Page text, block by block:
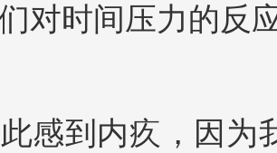
对时间压力的反
感到内疚，因为